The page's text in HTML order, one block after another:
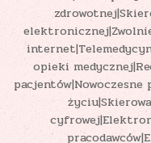
opieki